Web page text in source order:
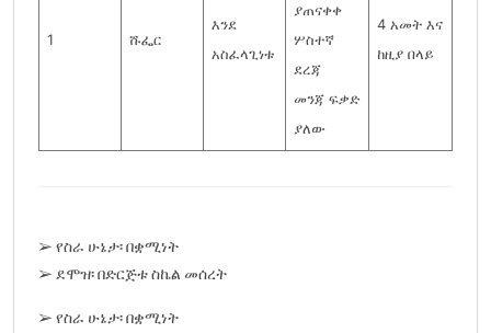
1 ሹፌር
እንደ
አስፈላጊነቱ
ያጠናቀቀ
ሦስተኛ
ደረጃ
መንጃ ፍቃድ
ያለው
4 አመት እና
ከዚያ በላይ
➢ የስራ ሁኔታ፡ በቋሚነት
➢ ደሞዝ፡ በድርጅቱ ስኬል መሰረት
➢ የስራ ሁኔታ፡ በቋሚነት